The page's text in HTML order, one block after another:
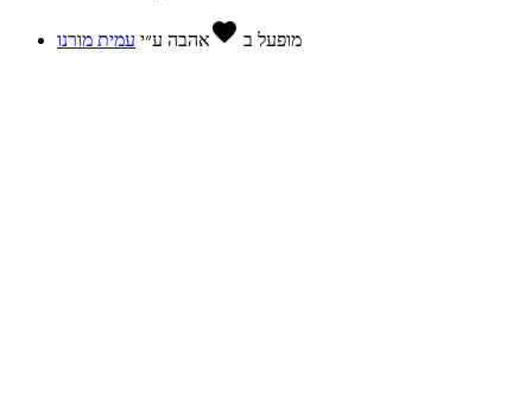
מופעל ב favoriteאהבה ע״י עמית מורנו